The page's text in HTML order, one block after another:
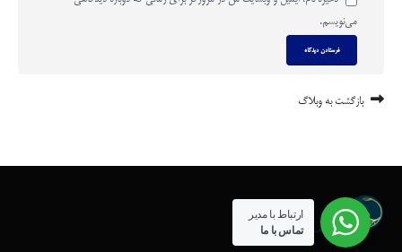
می‌نویسم.
بازگشت به وبلاگ
ارتباط با مدیر
تماس با ما